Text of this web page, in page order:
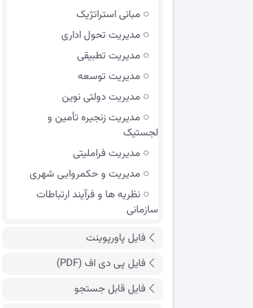
مبانی استراتژیک
مدیریت تحول اداری
مدیریت تطبیقی
مدیریت توسعه
مدیریت دولتی نوین
مدیریت زنجیره تأمین و
لجستیک
مدیریت فراملیتی
مدیریت و حکمروایی شهری
نظریه ها و فرآیند ارتباطات
سازمانی
فایل پاورپوینت
فایل پی دی اف (PDF)
فایل قابل جستجو